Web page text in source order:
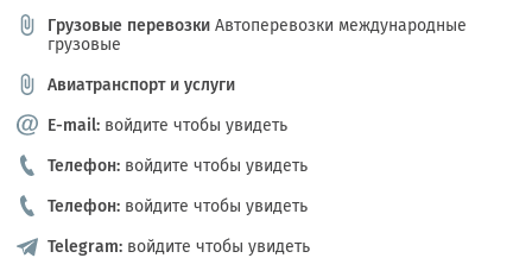
Грузовые перевозки Автоперевозки международные
грузовые
Авиатранспорт и услуги
E-mail: войдите чтобы увидеть
Телефон: войдите чтобы увидеть
Телефон: войдите чтобы увидеть
Telegram: войдите чтобы увидеть